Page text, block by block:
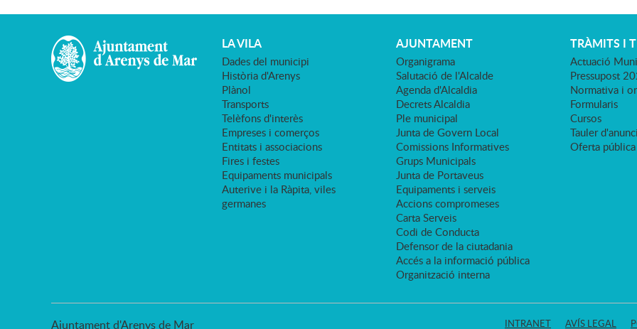
LA VILA
Dades del municipi
Història d'Arenys
Plànol
Transports
Telèfons d'interès
Empreses i comerços
Entitats i associacions
Fires i festes
Equipaments municipals
Auterive i la Ràpita, viles
germanes
AJUNTAMENT
Organigrama
Salutació de l'Alcalde
Agenda d'Alcaldia
Decrets Alcaldia
Ple municipal
Junta de Govern Local
Comissions Informatives
Grups Municipals
Junta de Portaveus
Equipaments i serveis
Accions compromeses
Carta Serveis
Codi de Conducta
Defensor de la ciutadania
Accés a la informació pública
Organització interna
TRÀMITS I
Actuació
Pressupost
Normativa i
Formularis
Cursos
Tauler
Oferta
Ajuntament d'Arenys de Mar INTRANET AVÍS LEGAL